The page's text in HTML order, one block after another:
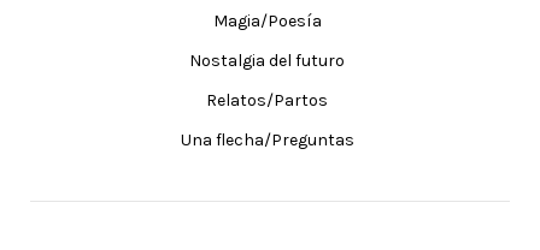
Magia/Poesía
Nostalgia del futuro
Relatos/Partos
Una flecha/Preguntas